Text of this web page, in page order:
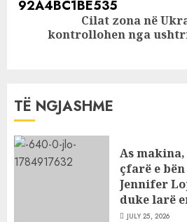
Cilat zona në
kontrollohen nga
TË NGJASHME
As
çfarë e
Jennifer
duke larë
JULY 25, 2026